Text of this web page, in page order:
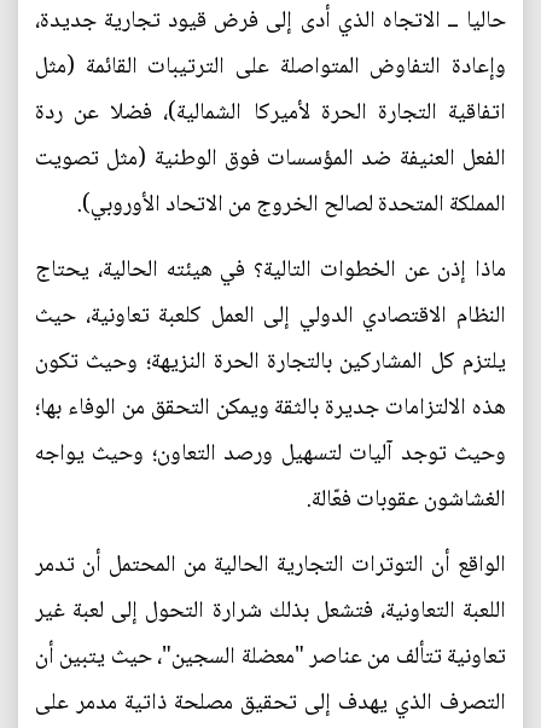
حاليا ــ الاتجاه الذي أدى إلى فرض قيود تجارية جديدة،
وإعادة التفاوض المتواصلة على الترتيبات القائمة (مثل
اتفاقية التجارة الحرة لأميركا الشمالية)، فضلا عن ردة
الفعل العنيفة ضد المؤسسات فوق الوطنية (مثل تصويت
المملكة المتحدة لصالح الخروج من الاتحاد الأوروبي).
ماذا إذن عن الخطوات التالية؟ في هيئته الحالية، يحتاج
النظام الاقتصادي الدولي إلى العمل كلعبة تعاونية، حيث
يلتزم كل المشاركين بالتجارة الحرة النزيهة؛ وحيث تكون
هذه الالتزامات جديرة بالثقة ويمكن التحقق من الوفاء بها؛
وحيث توجد آليات لتسهيل ورصد التعاون؛ وحيث يواجه
الغشاشون عقوبات فعّالة.
الواقع أن التوترات التجارية الحالية من المحتمل أن تدمر
اللعبة التعاونية، فتشعل بذلك شرارة التحول إلى لعبة غير
تعاونية تتألف من عناصر "معضلة السجين"، حيث يتبين أن
التصرف الذي يهدف إلى تحقيق مصلحة ذاتية مدمر على